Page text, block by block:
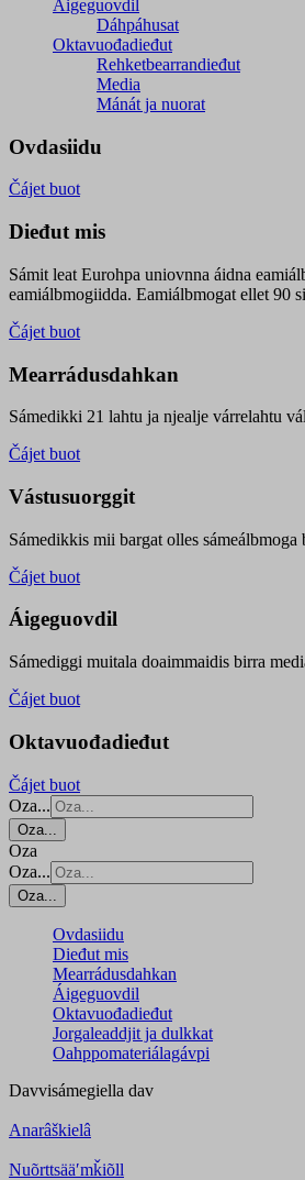
Áigeguovdil
Dáhpáhusat
Oktavuođadieđut
Rehketbearrandieđut
Media
Mánát ja nuorat
Ovdasiidu
Čájet buot
Dieđut mis
Sámit leat Eurohpa uniovnna áidna
eamiálbmogiidda. Eamiálbmogat ellet 90
Čájet buot
Mearrádusdahkan
Sámedikki 21 lahtu ja njealje várrelahtu
Čájet buot
Vástusuorggit
Sámedikkis mii bargat olles
Čájet buot
Áigeguovdil
Sámediggi muitala doaimmaidis birra
Čájet buot
Oktavuođadieđut
Čájet buot
Oza...
Oza...
Oza
Oza...
Oza...
Ovdasiidu
Dieđut mis
Mearrádusdahkan
Áigeguovdil
Oktavuođadieđut
Jorgaleaddjit ja dulkkat
Oahppomateriálagávpi
Davvisámegiella dav
Anarâškielâ
Nuõrttsääʹmǩiõll